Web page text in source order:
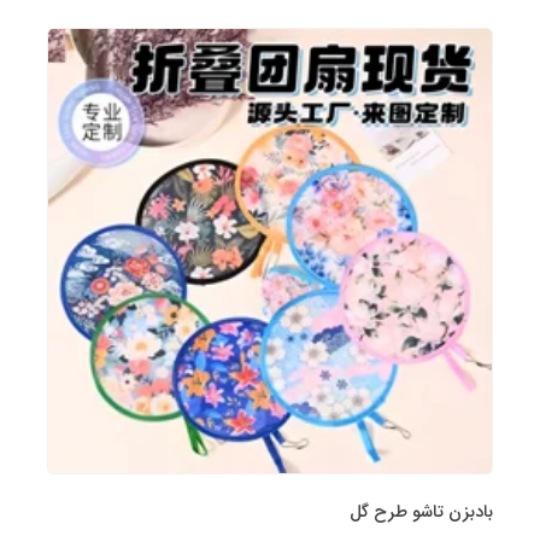
بادبزن تاشو طرح گل